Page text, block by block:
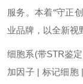
服务。本着“守正
业品牌，以全新视
细胞系(带STR鉴
加因子 | 标记细胞